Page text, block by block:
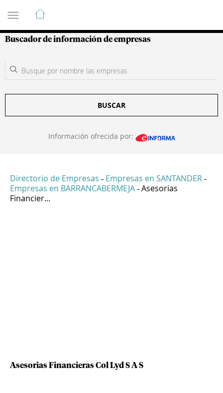
Guía de Empresas Colombianas
Buscador de información de empresas
BUSCAR
Información ofrecida por:
Directorio de Empresas - Empresas en SANTANDER -
Empresas en BARRANCABERMEJA - Asesorias
Financier...
Asesorias Financieras Col Lyd S A S